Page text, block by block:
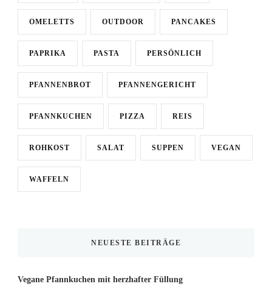
OMELETTS OUTDOOR PANCAKES
PAPRIKA PASTA PERSÖNLICH
PFANNENBROT PFANNENGERICHT
PFANNKUCHEN PIZZA REIS
ROHKOST SALAT SUPPEN VEGAN
WAFFELN
NEUESTE BEITRÄGE
Vegane Pfannkuchen mit herzhafter Füllung